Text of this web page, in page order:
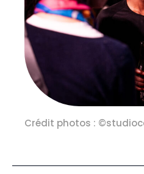
Crédit photos :